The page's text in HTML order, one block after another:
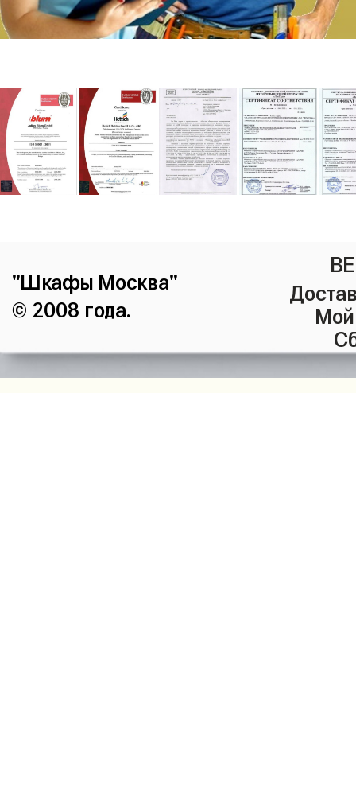
"Шкафы Москва"
© 2008 года.